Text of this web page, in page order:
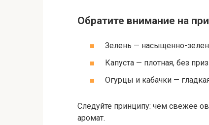
Обратите внимание на
Зелень — насыщенно-
Капуста — плотная, без
Огурцы и кабачки —
Следуйте принципу: чем свежее
аромат.